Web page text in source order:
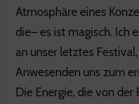
Atmosphäre eines
die– es ist magisch. Ich
an unser letztes
Anwesenden uns zum
Die Energie, die von der